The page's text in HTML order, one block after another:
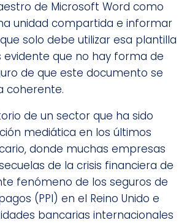
de Microsoft Word como
unidad compartida e informar
solo debe utilizar esa plantilla
evidente que no hay forma de
de que este documento se
coherente.
de un sector que ha sido
mediática en los últimos
donde muchas empresas
de la crisis financiera de
fenómeno de los seguros de
(PPI) en el Reino Unido e
bancarias internacionales